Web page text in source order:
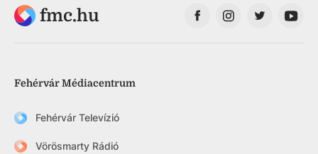
fmc.hu
Fehérvár Médiacentrum
Fehérvár Televízió
Vörösmarty Rádió